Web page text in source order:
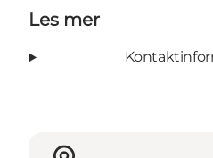
Les mer